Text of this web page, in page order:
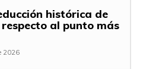
histórica de
al punto más
2026